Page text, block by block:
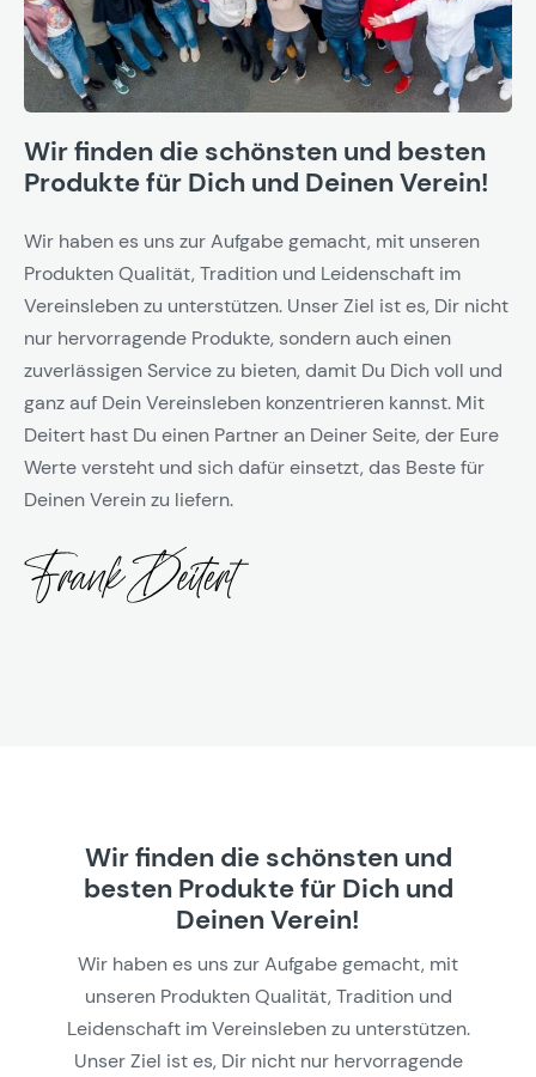
Wir finden die schönsten und besten
Produkte für Dich und Deinen Verein!
Wir haben es uns zur Aufgabe gemacht, mit unseren
Produkten Qualität, Tradition und Leidenschaft im
Vereinsleben zu unterstützen. Unser Ziel ist es, Dir nicht
nur hervorragende Produkte, sondern auch einen
zuverlässigen Service zu bieten, damit Du Dich voll und
ganz auf Dein Vereinsleben konzentrieren kannst. Mit
Deitert hast Du einen Partner an Deiner Seite, der Eure
Werte versteht und sich dafür einsetzt, das Beste für
Deinen Verein zu liefern.
Wir finden die schönsten und
besten Produkte für Dich und
Deinen Verein!
Wir haben es uns zur Aufgabe gemacht, mit
unseren Produkten Qualität, Tradition und
Leidenschaft im Vereinsleben zu unterstützen.
Unser Ziel ist es, Dir nicht nur hervorragende